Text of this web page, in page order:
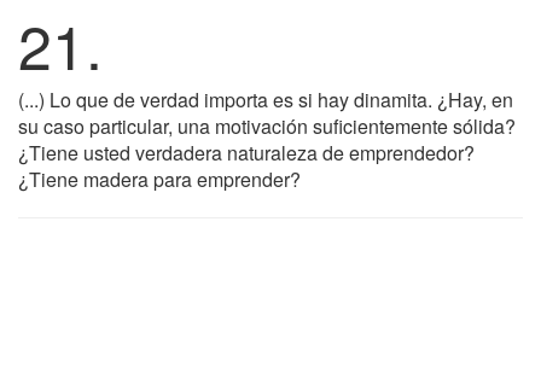
21.
(...) Lo que de verdad importa es si hay dinamita. ¿Hay, en
su caso particular, una motivación suficientemente sólida?
¿Tiene usted verdadera naturaleza de emprendedor?
¿Tiene madera para emprender?